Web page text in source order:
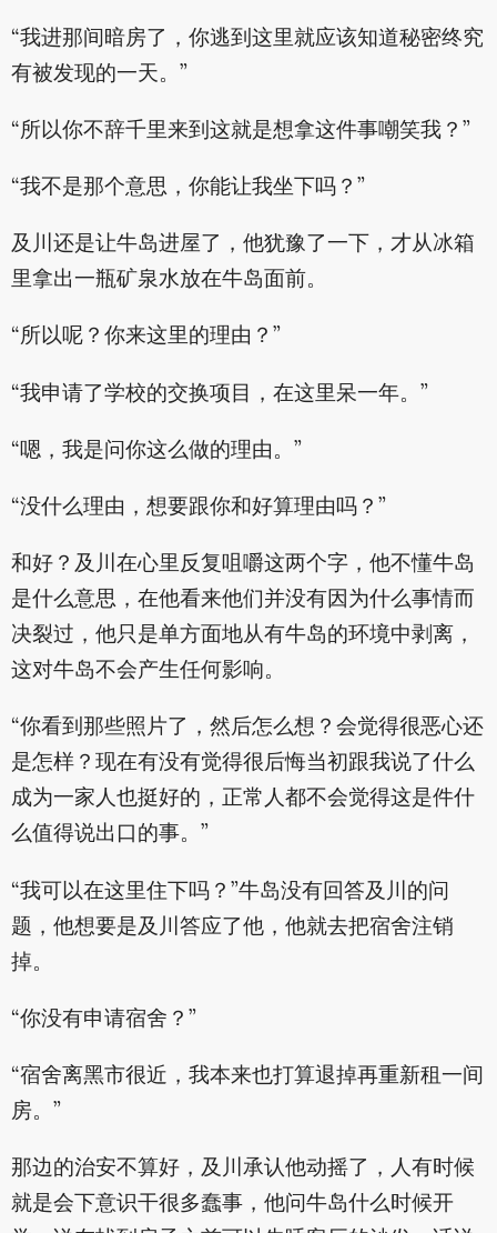
“我进那间暗房了，你逃到这里就应该知道秘密终究
有被发现的一天。”
“所以你不辞千里来到这就是想拿这件事嘲笑我？”
“我不是那个意思，你能让我坐下吗？”
及川还是让牛岛进屋了，他犹豫了一下，才从冰箱
里拿出一瓶矿泉水放在牛岛面前。
“所以呢？你来这里的理由？”
“我申请了学校的交换项目，在这里呆一年。”
“嗯，我是问你这么做的理由。”
“没什么理由，想要跟你和好算理由吗？”
和好？及川在心里反复咀嚼这两个字，他不懂牛岛
是什么意思，在他看来他们并没有因为什么事情而
决裂过，他只是单方面地从有牛岛的环境中剥离，
这对牛岛不会产生任何影响。
“你看到那些照片了，然后怎么想？会觉得很恶心还
是怎样？现在有没有觉得很后悔当初跟我说了什么
成为一家人也挺好的，正常人都不会觉得这是件什
么值得说出口的事。”
“我可以在这里住下吗？”牛岛没有回答及川的问
题，他想要是及川答应了他，他就去把宿舍注销
掉。
“你没有申请宿舍？”
“宿舍离黑市很近，我本来也打算退掉再重新租一间
房。”
那边的治安不算好，及川承认他动摇了，人有时候
就是会下意识干很多蠢事，他问牛岛什么时候开